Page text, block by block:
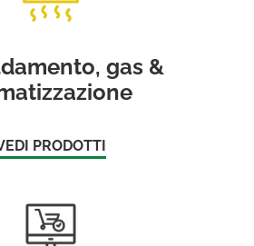
gas &
PRODOTTI